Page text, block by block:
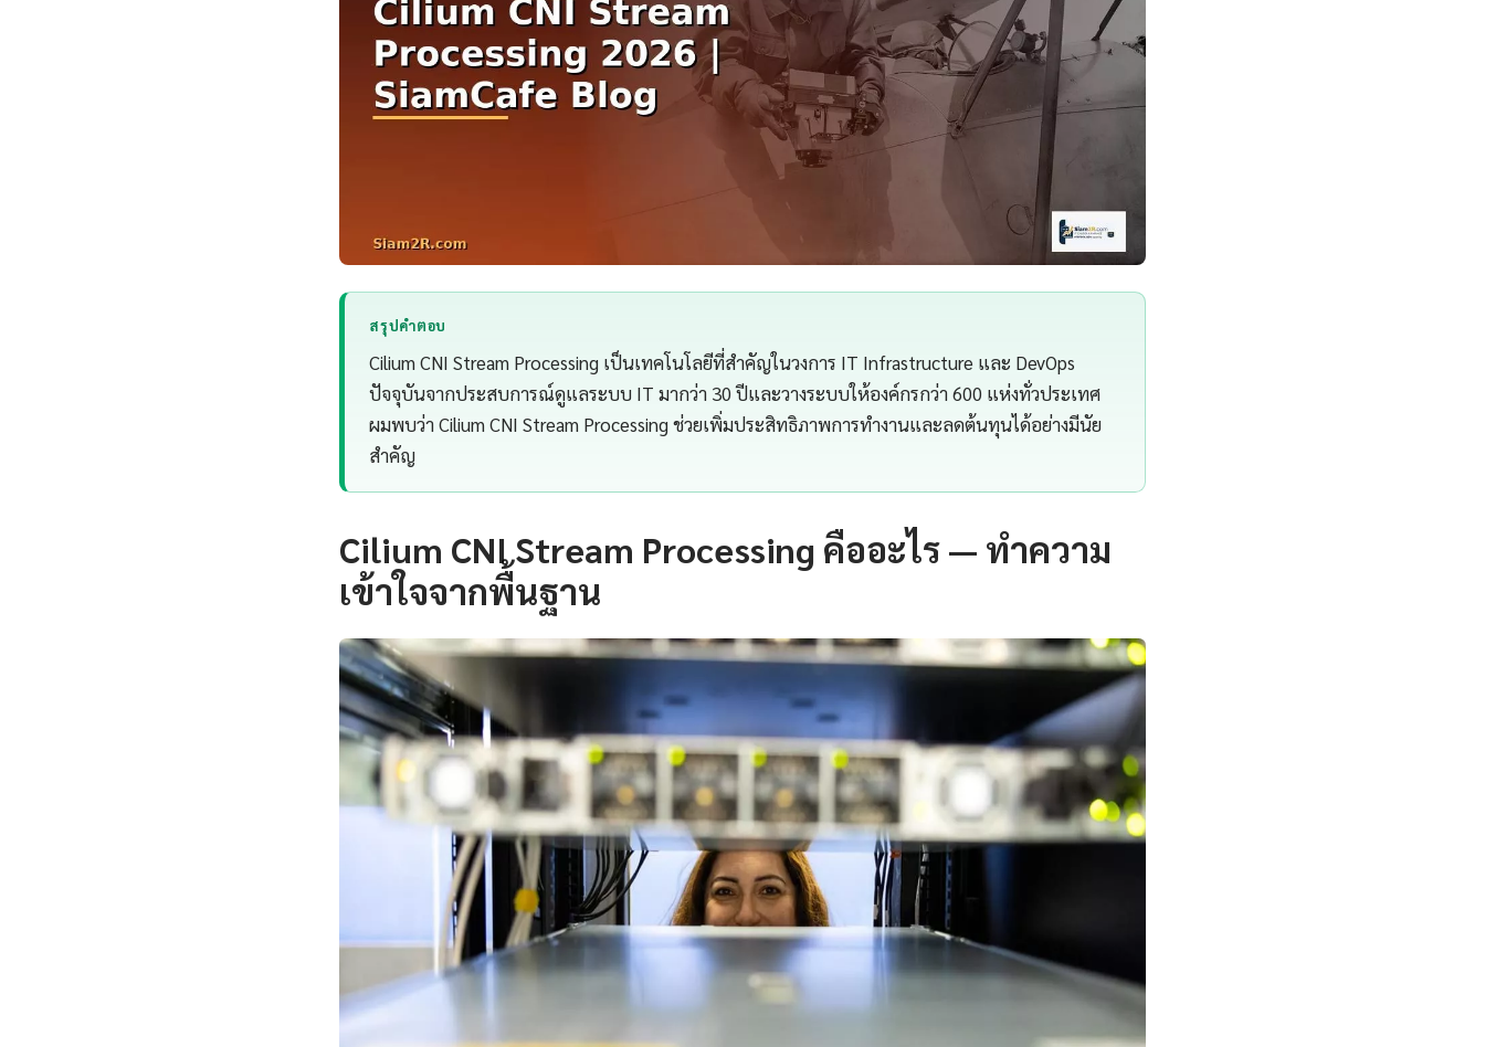
สรุปคำตอบ
Cilium CNI Stream Processing เป็นเทคโนโลยีที่สำคัญในวงการ IT Infrastructure และ DevOps
ปัจจุบันจากประสบการณ์ดูแลระบบ IT มากว่า 30 ปีและวางระบบให้องค์กรกว่า 600 แห่งทั่วประเทศ
ผมพบว่า Cilium CNI Stream Processing ช่วยเพิ่มประสิทธิภาพการทำงานและลดต้นทุนได้อย่างมีนัย
สำคัญ
Cilium CNI Stream Processing คืออะไร — ทำความ
เข้าใจจากพื้นฐาน